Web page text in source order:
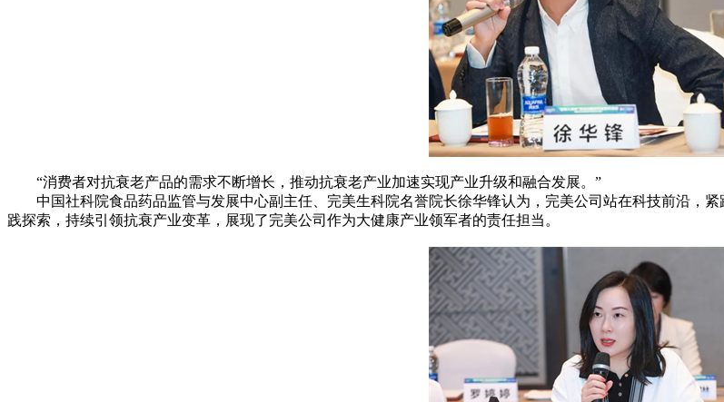
“消费者对抗衰老产品的需求不断增长，推动抗衰老产业加速实现产业升级和融合发展。”
中国社科院食品药品监管与发展中心副主任、完美生科院名誉院长徐华锋认为，完美公司站在科技前沿，
践探索，持续引领抗衰产业变革，展现了完美公司作为大健康产业领军者的责任担当。